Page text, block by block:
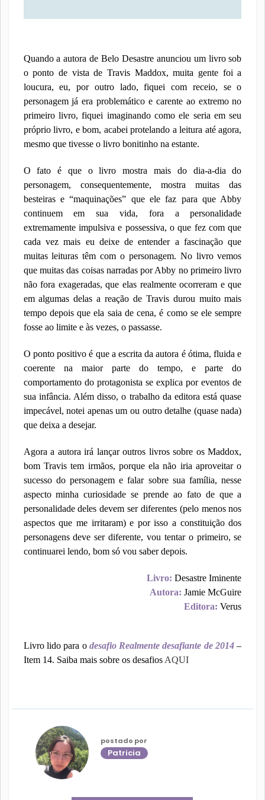
Quando a autora de Belo Desastre anunciou um livro sob
o ponto de vista de Travis Maddox, muita gente foi a
loucura, eu, por outro lado, fiquei com receio, se o
personagem já era problemático e carente ao extremo no
primeiro livro, fiquei imaginando como ele seria em seu
próprio livro, e bom, acabei protelando a leitura até agora,
mesmo que tivesse o livro bonitinho na estante.
O fato é que o livro mostra mais do dia-a-dia do
personagem, consequentemente, mostra muitas das
besteiras e “maquinações” que ele faz para que Abby
continuem em sua vida, fora a personalidade
extremamente impulsiva e possessiva, o que fez com que
cada vez mais eu deixe de entender a fascinação que
muitas leituras têm com o personagem. No livro vemos
que muitas das coisas narradas por Abby no primeiro livro
não fora exageradas, que elas realmente ocorreram e que
em algumas delas a reação de Travis durou muito mais
tempo depois que ela saia de cena, é como se ele sempre
fosse ao limite e às vezes, o passasse.
O ponto positivo é que a escrita da autora é ótima, fluida e
coerente na maior parte do tempo, e parte do
comportamento do protagonista se explica por eventos de
sua infância. Além disso, o trabalho da editora está quase
impecável, notei apenas um ou outro detalhe (quase nada)
que deixa a desejar.
Agora a autora irá lançar outros livros sobre os Maddox,
bom Travis tem irmãos, porque ela não iria aproveitar o
sucesso do personagem e falar sobre sua família, nesse
aspecto minha curiosidade se prende ao fato de que a
personalidade deles devem ser diferentes (pelo menos nos
aspectos que me irritaram) e por isso a constituição dos
personagens deve ser diferente, vou tentar o primeiro, se
continuarei lendo, bom só vou saber depois.
Livro: Desastre Iminente
Autora: Jamie McGuire
Editora: Verus
Livro lido para o desafio Realmente desafiante de 2014 –
Item 14. Saiba mais sobre os desafios AQUI
postado por
Patricia